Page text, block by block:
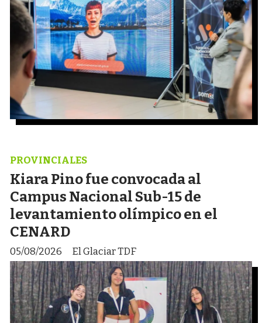
Kiara Pino fue convocada al
Campus Nacional Sub-15 de
levantamiento olímpico en el
CENARD
El Glaciar TDF
PROVINCIALES
05/08/2026